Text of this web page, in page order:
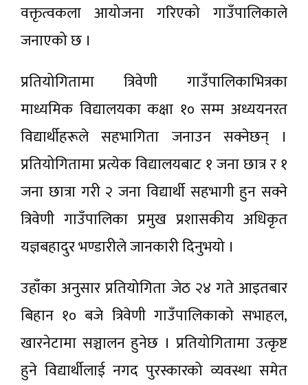
वक्तृत्वकला आयोजना गरिएको गाउँपालिकाले
जनाएको छ ।
प्रतियोगितामा त्रिवेणी गाउँपालिकाभित्रका
माध्यमिक विद्यालयका कक्षा १० सम्म अध्ययनरत
विद्यार्थीहरूले सहभागिता जनाउन सक्नेछन् ।
प्रतियोगितामा प्रत्येक विद्यालयबाट १ जना छात्र र १
जना छात्रा गरी २ जना विद्यार्थी सहभागी हुन सक्ने
त्रिवेणी गाउँपालिका प्रमुख प्रशासकीय अधिकृत
यज्ञबहादुर भण्डारीले जानकारी दिनुभयो ।
उहाँका अनुसार प्रतियोगिता जेठ २४ गते आइतबार
बिहान १० बजे त्रिवेणी गाउँपालिकाको सभाहल,
खारनेटामा सञ्चालन हुनेछ । प्रतियोगितामा उत्कृष्ट
हुने विद्यार्थीलाई नगद पुरस्कारको व्यवस्था समेत